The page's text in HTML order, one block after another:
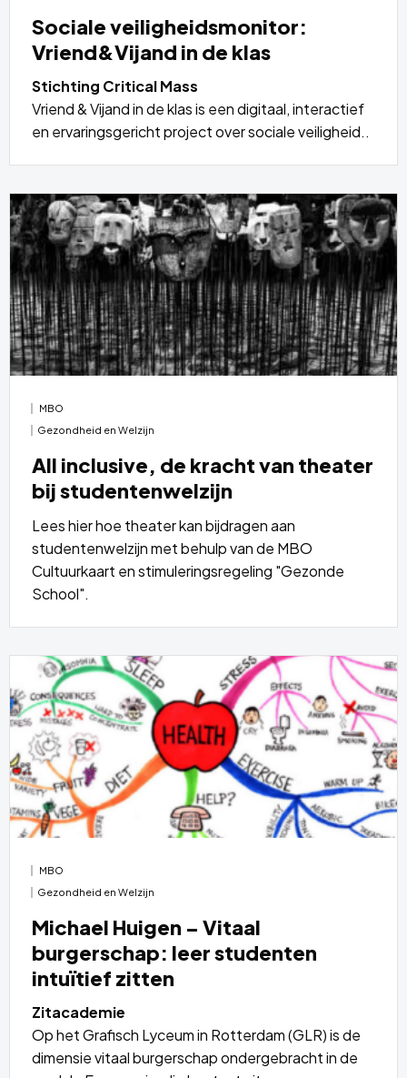
Sociale veiligheidsmonitor:
Vriend&Vijand in de klas
Stichting Critical Mass
Vriend & Vijand in de klas is een digitaal, interactief
en ervaringsgericht project over sociale veiligheid..
meer
over
MBO
Gezondheid en Welzijn
All inclusive, de kracht van theater
bij studentenwelzijn
Lees hier hoe theater kan bijdragen aan
studentenwelzijn met behulp van de MBO
Cultuurkaart en stimuleringsregeling "Gezonde
School".
meer
MBO
Gezondheid en Welzijn
Michael Huigen – Vitaal
burgerschap: leer studenten
intuïtief zitten
Zitacademie
Op het Grafisch Lyceum in Rotterdam (GLR) is de
dimensie vitaal burgerschap ondergebracht in de